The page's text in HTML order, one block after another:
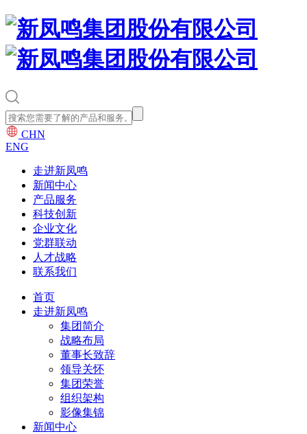
CHN
ENG
走进新凤鸣
新闻中心
产品服务
科技创新
企业文化
党群联动
人才战略
联系我们
首页
走进新凤鸣
集团简介
战略布局
董事长致辞
领导关怀
集团荣誉
组织架构
影像集锦
新闻中心